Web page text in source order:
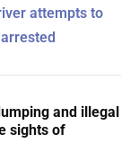
attempts to
and illegal
sights of